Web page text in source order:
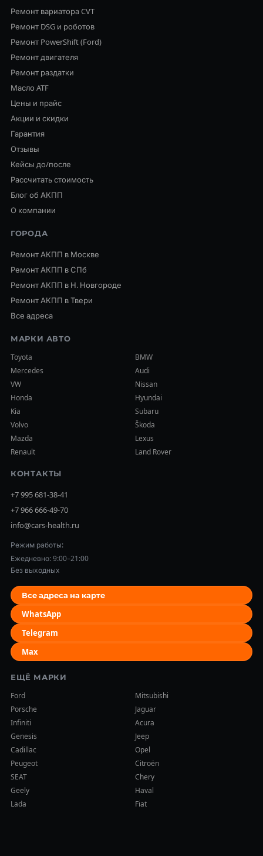
Ремонт вариатора CVT
Ремонт DSG и роботов
Ремонт PowerShift (Ford)
Ремонт двигателя
Ремонт раздатки
Масло ATF
Цены и прайс
Акции и скидки
Гарантия
Отзывы
Кейсы до/после
Рассчитать стоимость
Блог об АКПП
О компании
ГОРОДА
Ремонт АКПП в Москве
Ремонт АКПП в СПб
Ремонт АКПП в Н. Новгороде
Ремонт АКПП в Твери
Все адреса
МАРКИ АВТО
Toyota
BMW
Mercedes
Audi
VW
Nissan
Honda
Hyundai
Kia
Subaru
Volvo
Škoda
Mazda
Lexus
Renault
Land Rover
КОНТАКТЫ
+7 995 681-38-41
+7 966 666-49-70
info@cars-health.ru
Режим работы:
Ежедневно: 9:00–21:00
Без выходных
Все адреса на карте
WhatsApp
Telegram
Max
ЕЩЁ МАРКИ
Ford
Mitsubishi
Porsche
Jaguar
Infiniti
Acura
Genesis
Jeep
Cadillac
Opel
Peugeot
Citroën
SEAT
Chery
Geely
Haval
Lada
Fiat